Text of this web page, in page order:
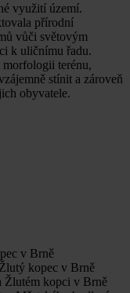
využití území.
přírodní
vůči světovým
k uličnímu řadu.
morfologii terénu,
stínit a zároveň
obyvatele.